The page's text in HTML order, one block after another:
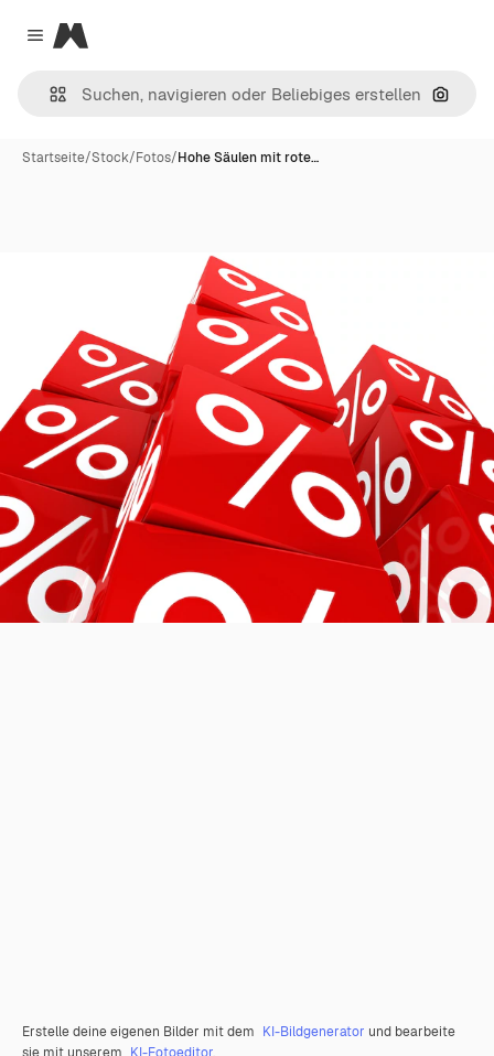
Close menu
Magnific
Nach
Startseite/Stock/Fotos/Hohe Säulen mit rote…
Erstelle deine eigenen Bilder mit dem KI-Bildgenerator und bearbeite